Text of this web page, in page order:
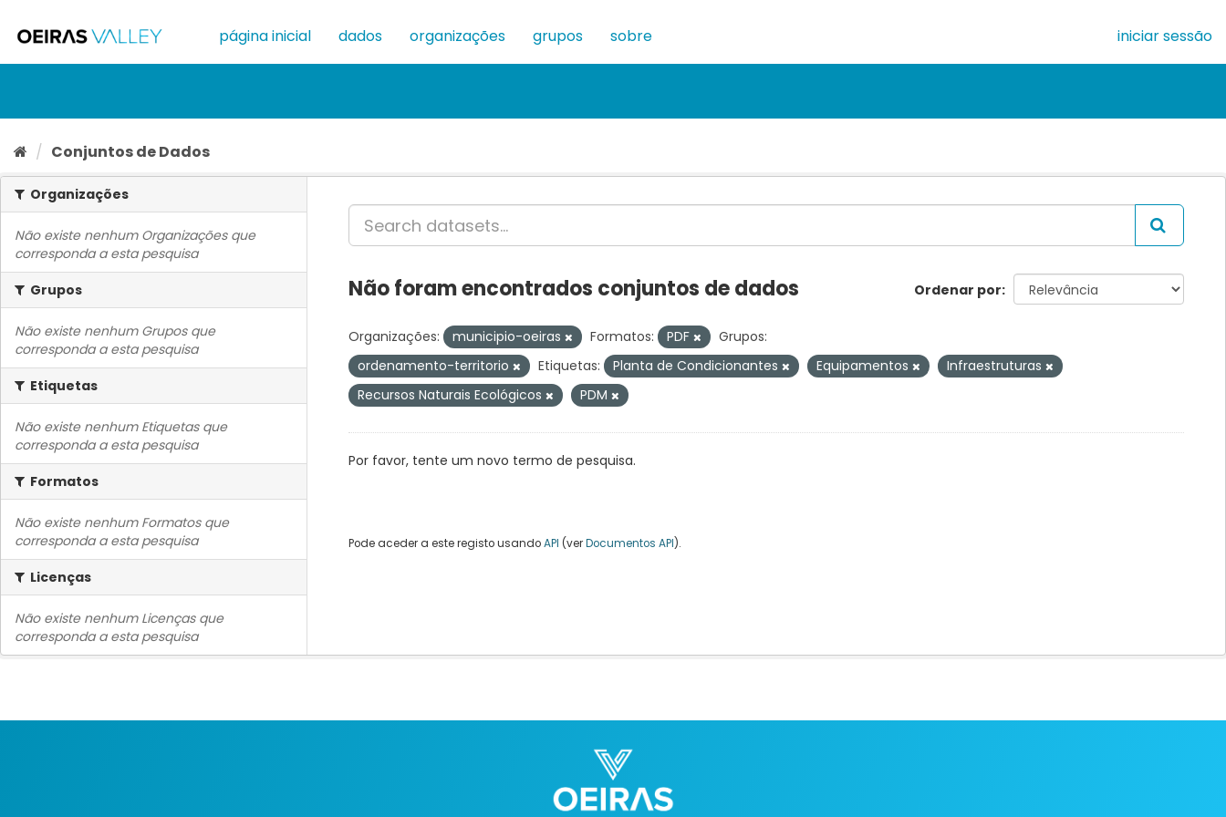
para
conteúdo
página inicial dados organizações grupos sobre iniciar sessão
Conjuntos de Dados
Organizações
Não existe nenhum Organizações que
corresponda a esta pesquisa
Grupos
Não existe nenhum Grupos que
corresponda a esta pesquisa
Etiquetas
Não existe nenhum Etiquetas que
corresponda a esta pesquisa
Formatos
Não existe nenhum Formatos que
corresponda a esta pesquisa
Licenças
Não existe nenhum Licenças que
corresponda a esta pesquisa
Ordenar por
Não foram encontrados conjuntos de dados
Organizações: municipio-oeiras Formatos: PDF
Grupos:
ordenamento-territorio
Etiquetas: Planta de Condicionantes Equipamentos
Infraestruturas
Recursos Naturais Ecológicos
PDM
Por favor, tente um novo termo de pesquisa.
Pode aceder a este registo usandoAPI (verDocumentos API).